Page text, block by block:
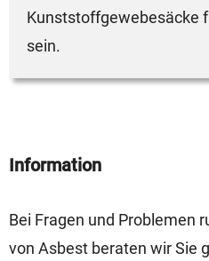
Kunststoffgewebesäcke
sein.
Information
Bei Fragen und Problemen
von Asbest beraten wir Sie